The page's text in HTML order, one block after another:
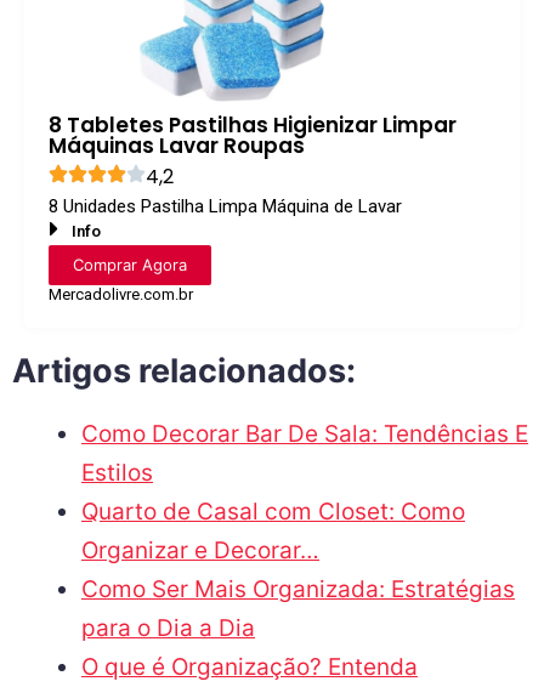
8 Tabletes Pastilhas Higienizar Limpar
Máquinas Lavar Roupas
4,2
8 Unidades Pastilha Limpa Máquina de Lavar
Info
Comprar Agora
Mercadolivre.com.br
Artigos relacionados:
Como Decorar Bar De Sala: Tendências E
Estilos
Quarto de Casal com Closet: Como
Organizar e Decorar…
Como Ser Mais Organizada: Estratégias
para o Dia a Dia
O que é Organização? Entenda